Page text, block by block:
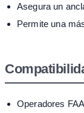
Asegura un
Permite una
Operadores